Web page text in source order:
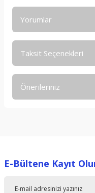
Yorumlar
Taksit Seçenekleri
Önerileriniz
Ürün resmi kalitesiz,
E-Bültene Kayıt